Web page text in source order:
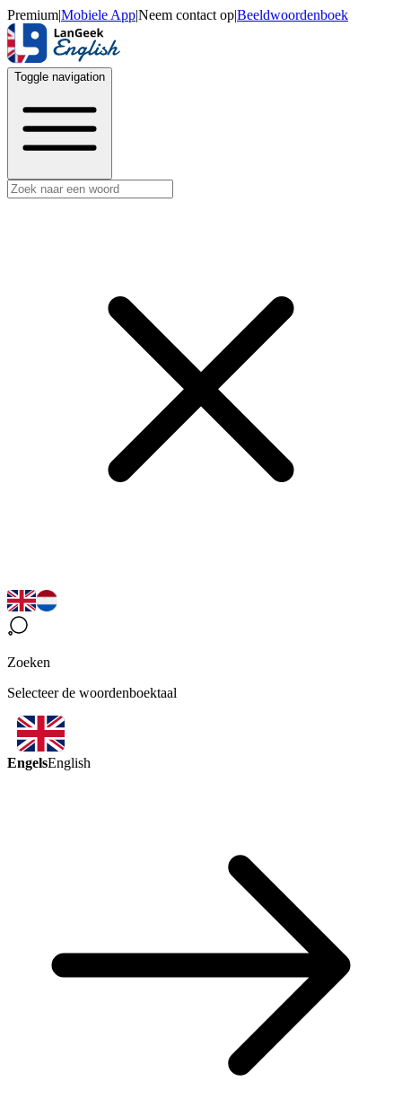
Premium|Mobiele App|Neem contact op|Beeldwoordenboek
Toggle navigation
Zoeken
Selecteer de woordenboektaal
EngelsEnglish